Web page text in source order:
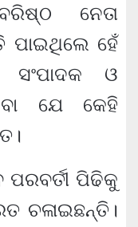
ନେତା
ପାଇଥିଲେ ହେଁ
ସଂପାଦକ ଓ
ଯେ କେହି
ପିଢିକୁ
ଚଳାଇଛନ୍ତି।